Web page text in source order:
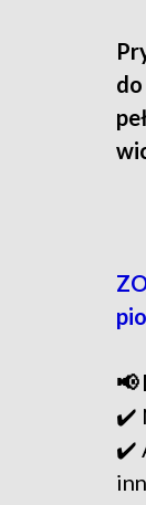
📢
✔️
✔️